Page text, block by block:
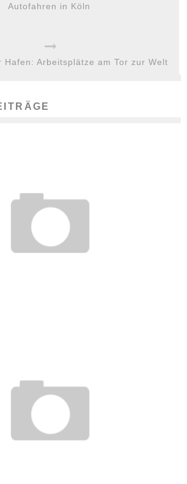
Autofahren in Köln
Hafen: Arbeitsplätze am Tor zur Welt